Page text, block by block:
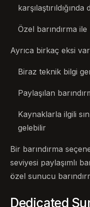
Özel barındırma
Ayrıca birkaç eksi
Biraz teknik bilgi
Paylaşılan
Kaynaklarla ilgili
gelebilir
Bir barındırma
seviyesi paylaşımlı
özel sunucu
Dedicated